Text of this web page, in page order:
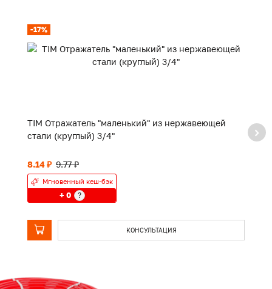
-17%
TIM Отражатель "маленький" из нержавеющей
стали (круглый) 3/4"
8.14 ₽ 9.77 ₽
Мгновенный кеш-бэк
+ 0 ?
КОНСУЛЬТАЦИЯ